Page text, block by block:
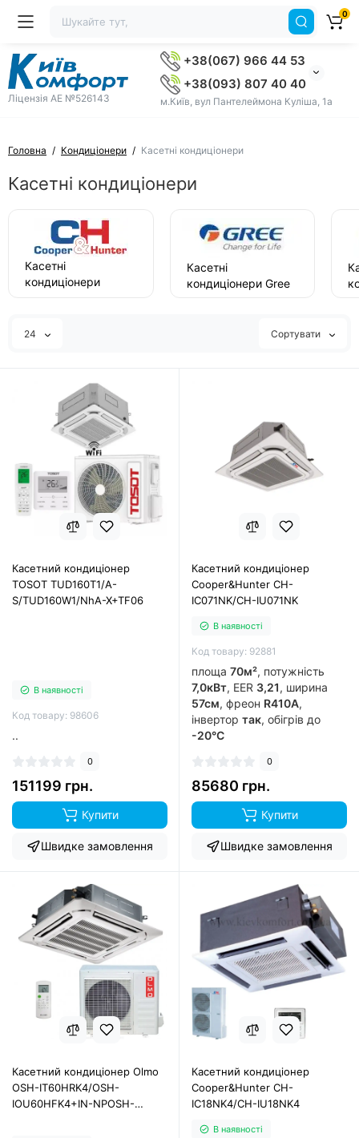
Ліцензія AE №526143
+38(067) 966 44 53
+38(093) 807 40 40
м.Київ, вул Пантелеймона Куліша, 1а
0
Головна Кондиціонери Касетні кондиціонери
Касетні кондиціонери
Касетні
кондиціонери
Касетні
кондиціонери Gree
24 Сортувати
Касетний кондиціонер
TOSOT TUD160T1/A-
S/TUD160W1/NhA-X+TF06
В наявності
Код товару: 98606
..
0
151199 грн.
Купити
Швидке замовлення
Касетний кондиціонер
Cooper&Hunter CH-
IC071NK/CH-IU071NK
В наявності
Код товару: 92881
площа 70м², потужність
7,0кВт, EER 3,21, ширина
57см, фреон R410A,
інвертор так, обігрів до
-20°C
0
85680 грн.
Купити
Швидке замовлення
Касетний кондиціонер Olmo
OSH-IT60HRK4/OSH-
IOU60HFK4+IN-NPOSH-
Касетний кондиціонер
Cooper&Hunter CH-
IC18NK4/CH-IU18NK4
В наявності